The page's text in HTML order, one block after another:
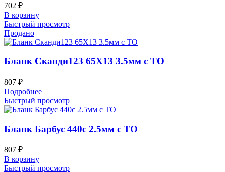
702 ₽
В корзину
Быстрый просмотр
Продано
Бланк Сканди123 65Х13 3.5мм с ТО
807 ₽
Подробнее
Быстрый просмотр
Бланк Барбус 440c 2.5мм с ТО
807 ₽
В корзину
Быстрый просмотр